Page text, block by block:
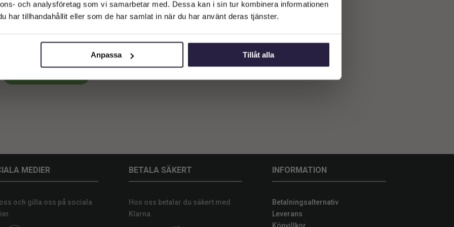
och analysföretag som vi samarbetar med. Dessa kan i sin tur kombinera informationen
har tillhandahållit eller som de har samlat in när du har använt deras tjänster.
Anpassa Tillåt alla
Konstgjord chillifrukt 10 cm
59kr
MEDIER
och gilla oss på sociala
BETALA SÄKERT
Hos oss betalar du säkert med
Klarna.
INFORMATION
Betalningsalternativ
Leverans